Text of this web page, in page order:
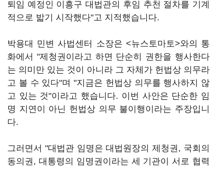
퇴임 예정인 이흥구 대법관의 후임 추천 절차를 기계
적으로 밟기 시작했다"고 지적했습니다.
박용대 민변 사법센터 소장은 <뉴스토마토>와의 통
화에서 "제청권이라고 하면 단순히 권한을 행사한다
는 의미만 있는 것이 아니라 그 자체가 헌법상 의무라
고 볼 수 있다"며 "지금은 헌법상 의무를 행사하지 않
고 있는 것"이라고 했습니다. 이번 사안은 단순한 임
명 지연이 아닌 헌법상 의무 불이행이라는 주장입니
다.
그러면서 "대법관 임명은 대법원장의 제청권, 국회의
동의권, 대통령의 임명권이라는 세 기관이 서로 협력